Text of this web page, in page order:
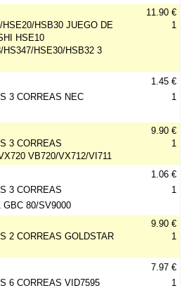
HSE20/HSB30 JUEGO DE
HSE10
HS347/HSE30/HSB32 3
11.90 €
1
3 CORREAS NEC
1.45 €
1
3 CORREAS
VB720/VX712/VI711
9.90 €
1
3 CORREAS
GBC 80/SV9000
1.06 €
1
2 CORREAS GOLDSTAR
9.90 €
1
6 CORREAS VID7595
7.97 €
1